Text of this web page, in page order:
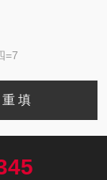
=7